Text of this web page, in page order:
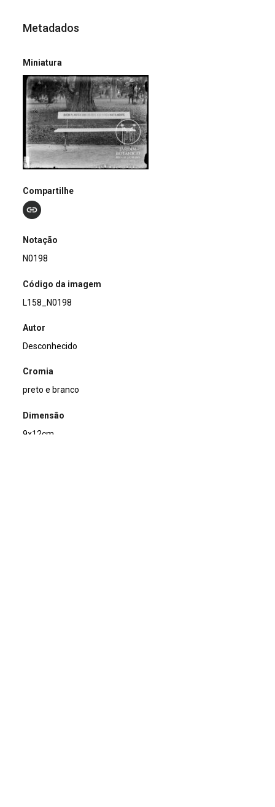
Metadados
Miniatura
Compartilhe
Notação
N0198
Código da imagem
L158_N0198
Autor
Desconhecido
Cromia
preto e branco
Dimensão
9x12cm